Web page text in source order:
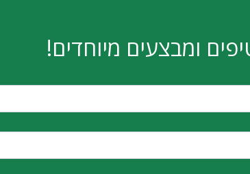
ומבצעים מיוחדים!